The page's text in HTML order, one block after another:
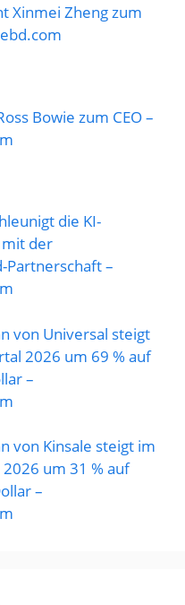
Xinmei Zheng zum
Bowie zum CEO –
die KI-
der
Partnerschaft –
von Universal steigt
2026 um 69 % auf
–
von Kinsale steigt im
um 31 % auf
–